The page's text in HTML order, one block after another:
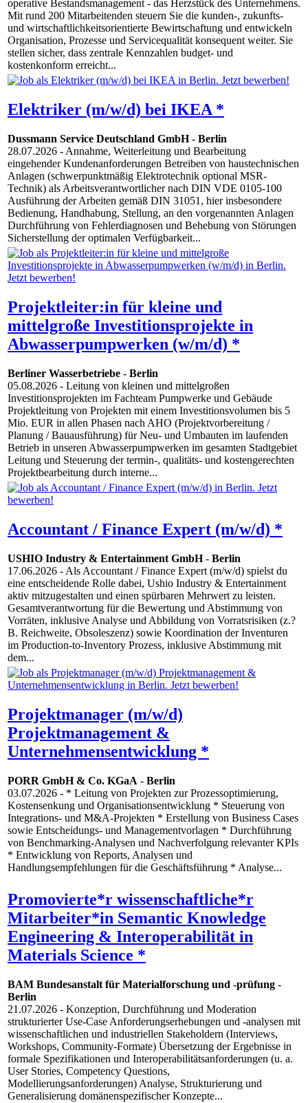
operative Bestandsmanagement - das Herzstück des Unternehmens.
Mit rund 200 Mitarbeitenden steuern Sie die kunden-, zukunfts-
und wirtschaftlichkeitsorientierte Bewirtschaftung und entwickeln
Organisation, Prozesse und Servicequalität konsequent weiter. Sie
stellen sicher, dass zentrale Kennzahlen budget- und
kostenkonform erreicht...
Elektriker (m/w/d) bei IKEA *
Dussmann Service Deutschland GmbH- Berlin
28.07.2026 - Annahme, Weiterleitung und Bearbeitung
eingehender Kundenanforderungen Betreiben von haustechnischen
Anlagen (schwerpunktmäßig Elektrotechnik optional MSR-
Technik) als Arbeitsverantwortlicher nach DIN VDE 0105-100
Ausführung der Arbeiten gemäß DIN 31051, hier insbesondere
Bedienung, Handhabung, Stellung, an den vorgenannten Anlagen
Durchführung von Fehlerdiagnosen und Behebung von Störungen
Sicherstellung der optimalen Verfügbarkeit...
Projektleiter:in für kleine und
mittelgroße Investitionsprojekte in
Abwasserpumpwerken (w/m/d) *
Berliner Wasserbetriebe - Berlin
05.08.2026 - Leitung von kleinen und mittelgroßen
Investitionsprojekten im Fachteam Pumpwerke und Gebäude
Projektleitung von Projekten mit einem Investitionsvolumen bis 5
Mio. EUR in allen Phasen nach AHO (Projektvorbereitung /
Planung / Bauausführung) für Neu- und Umbauten im laufenden
Betrieb in unseren Abwasserpumpwerken im gesamten Stadtgebiet
Leitung und Steuerung der termin-, qualitäts- und kostengerechten
Projektbearbeitung durch interne...
Accountant / Finance Expert (m/w/d) *
USHIO Industry & Entertainment GmbH- Berlin
17.06.2026 - Als Accountant / Finance Expert (m/w/d) spielst du
eine entscheidende Rolle dabei, Ushio Industry & Entertainment
aktiv mitzugestalten und einen spürbaren Mehrwert zu leisten.
Gesamtverantwortung für die Bewertung und Abstimmung von
Vorräten, inklusive Analyse und Abbildung von Vorratsrisiken (z.?
B. Reichweite, Obsoleszenz) sowie Koordination der Inventuren
im Production-to-Inventory Prozess, inklusive Abstimmung mit
dem...
Projektmanager (m/w/d)
Projektmanagement &
Unternehmensentwicklung *
PORR GmbH & Co. KGaA - Berlin
03.07.2026 - * Leitung von Projekten zur Prozessoptimierung,
Kostensenkung und Organisationsentwicklung * Steuerung von
Integrations- und M&A-Projekten * Erstellung von Business Cases
sowie Entscheidungs- und Managementvorlagen * Durchführung
von Benchmarking-Analysen und Nachverfolgung relevanter KPIs
* Entwicklung von Reports, Analysen und
Handlungsempfehlungen für die Geschäftsführung * Analyse...
Promovierte*r wissenschaftliche*r
Mitarbeiter*in Semantic Knowledge
Engineering & Interoperabilität in
Materials Science *
BAM Bundesanstalt für Materialforschung und -prüfung -
Berlin
21.07.2026 - Konzeption, Durchführung und Moderation
strukturierter Use-Case Anforderungserhebungen und -analysen mit
wissenschaftlichen und industriellen Stakeholdern (Interviews,
Workshops, Community-Formate) Übersetzung der Ergebnisse in
formale Spezifikationen und Interoperabilitätsanforderungen (u. a.
User Stories, Competency Questions,
Modellierungsanforderungen) Analyse, Strukturierung und
Generalisierung domänenspezifischer Konzepte...